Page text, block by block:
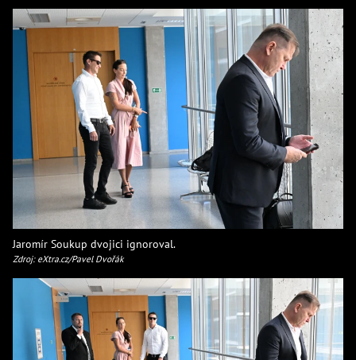
Jaromír Soukup dvojici ignoroval.
Zdroj: eXtra.cz/Pavel Dvořák